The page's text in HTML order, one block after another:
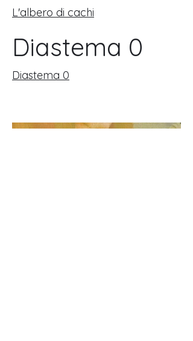
L'albero di cachi
Diastema 0
Diastema 0